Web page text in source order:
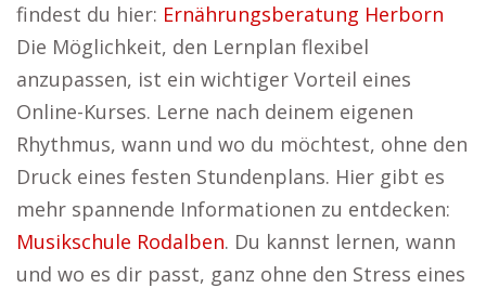
findest du hier: Ernährungsberatung Herborn
Die Möglichkeit, den Lernplan flexibel
anzupassen, ist ein wichtiger Vorteil eines
Online-Kurses. Lerne nach deinem eigenen
Rhythmus, wann und wo du möchtest, ohne den
Druck eines festen Stundenplans. Hier gibt es
mehr spannende Informationen zu entdecken:
Musikschule Rodalben. Du kannst lernen, wann
und wo es dir passt, ganz ohne den Stress eines